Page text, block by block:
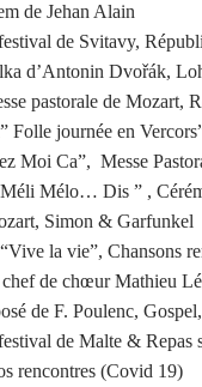
de Jehan Alain
de Svitavy,
d’Antonin Dvořák,
pastorale de Mozart,
Folle journée en
Moi Ca”, Messe
Mélo… Dis ” ,
Simon & Garfunkel
la vie”, Chansons
de chœur Mathieu
de F. Poulenc,
de Malte & Repas
rencontres (Covid 19)